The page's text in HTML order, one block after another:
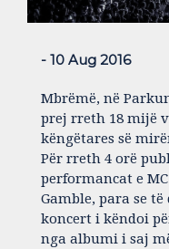
- 10 Aug 2016
Mbrëmë, në
prej rreth 18 mijë
këngëtares së
Për rreth 4 orë
performancat e
Gamble, para se
koncert i këndoi
nga albumi i saj